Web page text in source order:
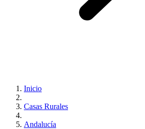
Inicio
Casas Rurales
Andalucía